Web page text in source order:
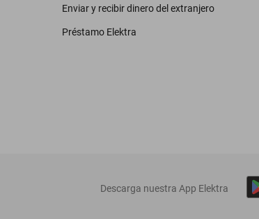
Enviar y recibir dinero del extranjero
Préstamo Elektra
‎ Descarga nuestra App Elektra